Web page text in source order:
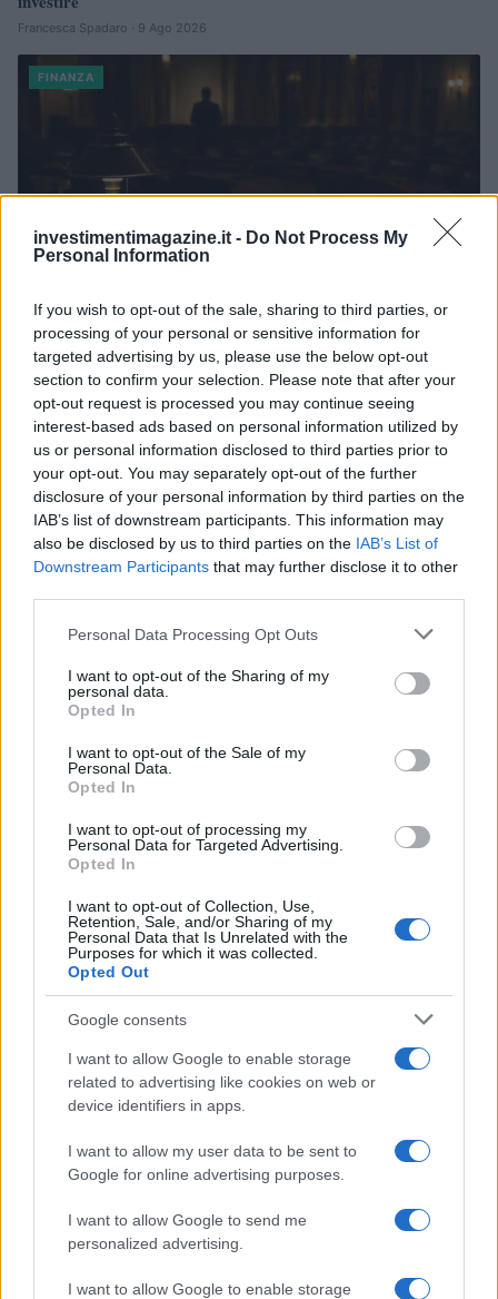
investimentimagazine.it - Do Not Process My
Personal Information
If you wish to opt-out of the sale, sharing to third parties, or
processing of your personal or sensitive information for
targeted advertising by us, please use the below opt-out
section to confirm your selection. Please note that after your
opt-out request is processed you may continue seeing
interest-based ads based on personal information utilized by
us or personal information disclosed to third parties prior to
your opt-out. You may separately opt-out of the further
disclosure of your personal information by third parties on the
IAB’s list of downstream participants. This information may
also be disclosed by us to third parties on the IAB’s List of
Downstream Participants that may further disclose it to other
Please note that this website/app uses one or more Google
not limited to your visit or usage behaviour. You may click to
grant or deny consent to Google and its third-party tags to
use your data for below specified purposes in below Google
consent section.
Personal Data Processing Opt Outs
I want to opt-out of the Sharing of my
personal data.
Opted In
I want to opt-out of the Sale of my
Personal Data.
Opted In
I want to opt-out of processing my
Personal Data for Targeted Advertising.
Opted In
I want to opt-out of Collection, Use,
Retention, Sale, and/or Sharing of my
Personal Data that Is Unrelated with the
Purposes for which it was collected.
Opted Out
Google consents
I want to allow Google to enable storage
related to advertising like cookies on web or
device identifiers in apps.
I want to allow my user data to be sent to
Google for online advertising purposes.
I want to allow Google to send me
personalized advertising.
I want to allow Google to enable storage
Francesca Spadaro · 9 Ago 2026
FINANZA
Senato Usa approva maxi-pacchetto di sanzioni a Mosca e
Teheran
Edoardo Vitali · 9 Ago 2026
FINANZA
SpaceX in ascesa: Unipol e Intesa Sanpaolo tra gli investitori
Francesca Galli · 8 Ago 2026
QUOTAZIONI CRYPTO
Nome
Eureka Bridged PAX
Gold (Terra
(PAXG)
$4,187.30
Kinza Babylon Staked
BTC
$83,270.00